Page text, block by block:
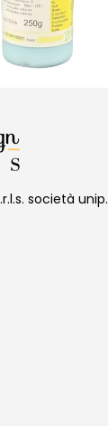
società unip.